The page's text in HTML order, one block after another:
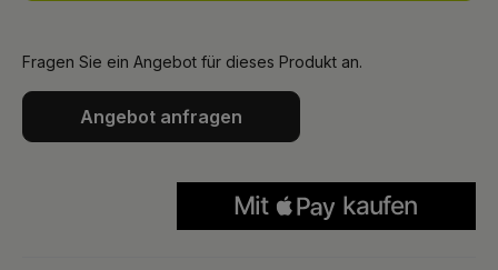
Fragen Sie ein Angebot für dieses Produkt an.
Angebot anfragen